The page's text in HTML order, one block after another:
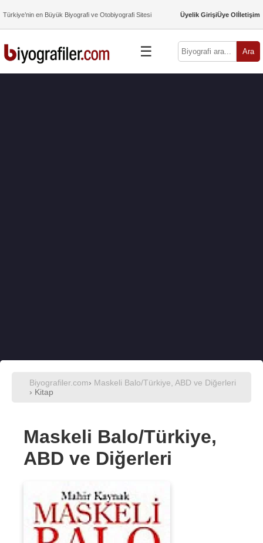
Türkiye’nin en Büyük Biyografi ve Otobiyografi Sitesi Üyelik GirişiÜye Olİletişim
☰ Ara
Biyografiler.com› Maskeli Balo/Türkiye, ABD ve Diğerleri
› Kitap
Maskeli Balo/Türkiye,
ABD ve Diğerleri